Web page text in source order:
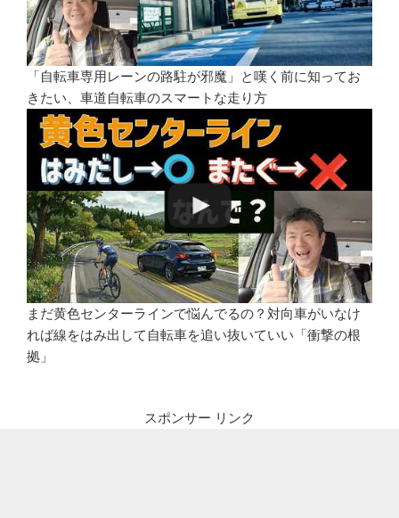
「自転車専用レーンの路駐が邪魔」と嘆く前に知ってお
きたい、車道自転車のスマートな走り方
まだ黄色センターラインで悩んでるの？対向車がいなけ
れば線をはみ出して自転車を追い抜いていい「衝撃の根
拠」
スポンサー リンク